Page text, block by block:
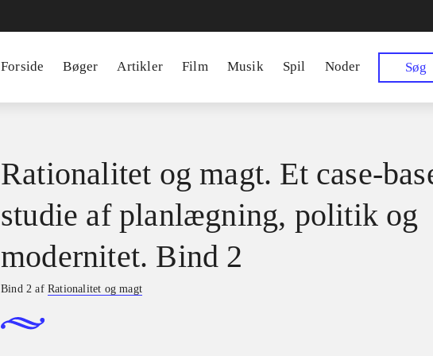
Forside Bøger Artikler Film Musik Spil Noder Søg
Rationalitet og magt. Et case-
studie af planlægning, politik og
modernitet. Bind 2
Bind 2 afRationalitet og magt